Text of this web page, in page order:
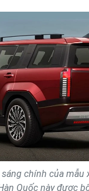
chính của mẫu
Quốc này được